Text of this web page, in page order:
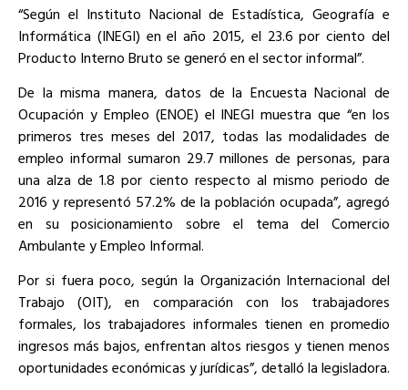
“Según el Instituto Nacional de Estadística, Geografía e
Informática (INEGI) en el año 2015, el 23.6 por ciento del
Producto Interno Bruto se generó en el sector informal”.
De la misma manera, datos de la Encuesta Nacional de
Ocupación y Empleo (ENOE) el INEGI muestra que “en los
primeros tres meses del 2017, todas las modalidades de
empleo informal sumaron 29.7 millones de personas, para
una alza de 1.8 por ciento respecto al mismo periodo de
2016 y representó 57.2% de la población ocupada”, agregó
en su posicionamiento sobre el tema del Comercio
Ambulante y Empleo Informal.
Por si fuera poco, según la Organización Internacional del
Trabajo (OIT), en comparación con los trabajadores
formales, los trabajadores informales tienen en promedio
ingresos más bajos, enfrentan altos riesgos y tienen menos
oportunidades económicas y jurídicas”, detalló la legisladora.